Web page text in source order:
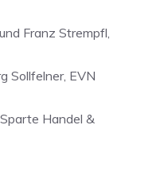
Franz Strempfl,
Sollfelner, EVN
Handel &